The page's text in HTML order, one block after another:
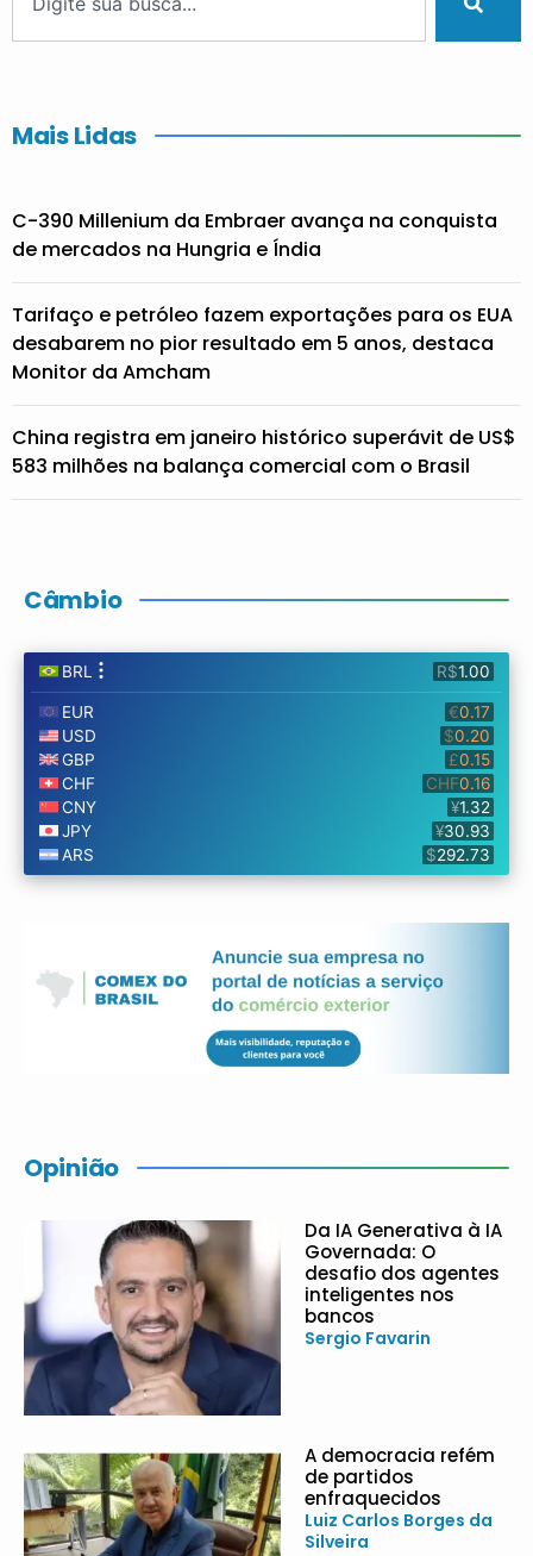
Mais Lidas
C-390 Millenium da Embraer avança na conquista
de mercados na Hungria e Índia
Tarifaço e petróleo fazem exportações para os EUA
desabarem no pior resultado em 5 anos, destaca
Monitor da Amcham
China registra em janeiro histórico superávit de US$
583 milhões na balança comercial com o Brasil
Câmbio
Opinião
Da IA Generativa à IA
Governada: O
desafio dos agentes
inteligentes nos
bancos
Sergio Favarin
A democracia refém
de partidos
enfraquecidos
Luiz Carlos Borges da
Silveira